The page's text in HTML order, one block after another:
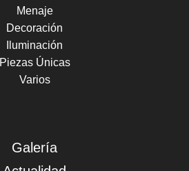
Menaje
Decoración
Iluminación
Piezas Únicas
Varios
Galería